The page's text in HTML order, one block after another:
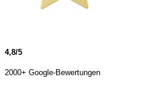
4,8/5
2000+ Google-Bewertungen